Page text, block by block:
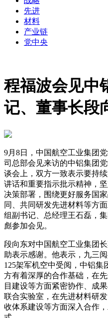
先进
材料
产业链
党中央
程福波会见中
记、董事长段
9月8日，中国航空工业集团
司总部会见来访的中铝集团
谈会上，双方一致表示要持
讲话和重要指示批示精神，
决策部署，围绕更好服务国
同、共同研发先进材料等方
组副书记、总经理王石磊，
彪参加会见。
段向东对中国航空工业集团
助表示感谢。他表示，九三
125架军机空中受阅，中铝集
方有着深厚的合作基础，在
目建设等方面紧密协作、成
联合实验室，在先进材料研
收体系建设等方面深入合作